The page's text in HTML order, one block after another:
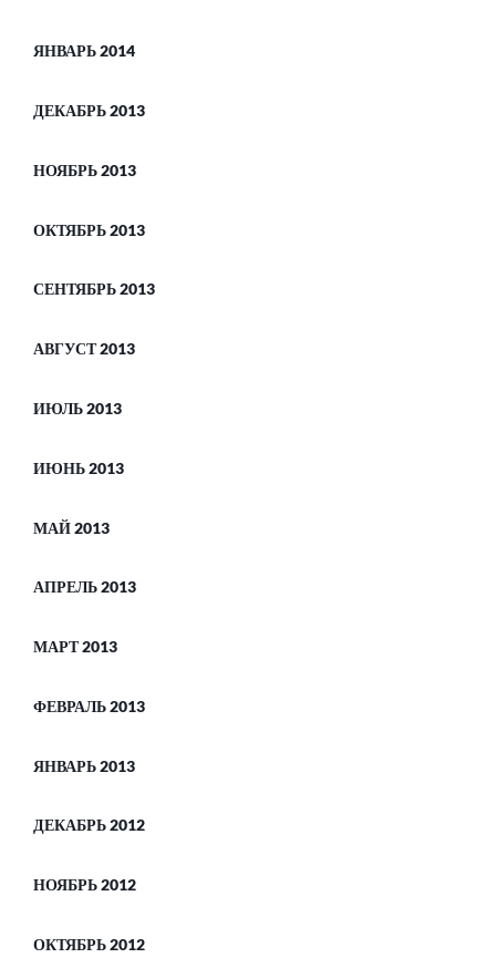
ЯНВАРЬ 2014
ДЕКАБРЬ 2013
НОЯБРЬ 2013
ОКТЯБРЬ 2013
СЕНТЯБРЬ 2013
АВГУСТ 2013
ИЮЛЬ 2013
ИЮНЬ 2013
МАЙ 2013
АПРЕЛЬ 2013
МАРТ 2013
ФЕВРАЛЬ 2013
ЯНВАРЬ 2013
ДЕКАБРЬ 2012
НОЯБРЬ 2012
ОКТЯБРЬ 2012